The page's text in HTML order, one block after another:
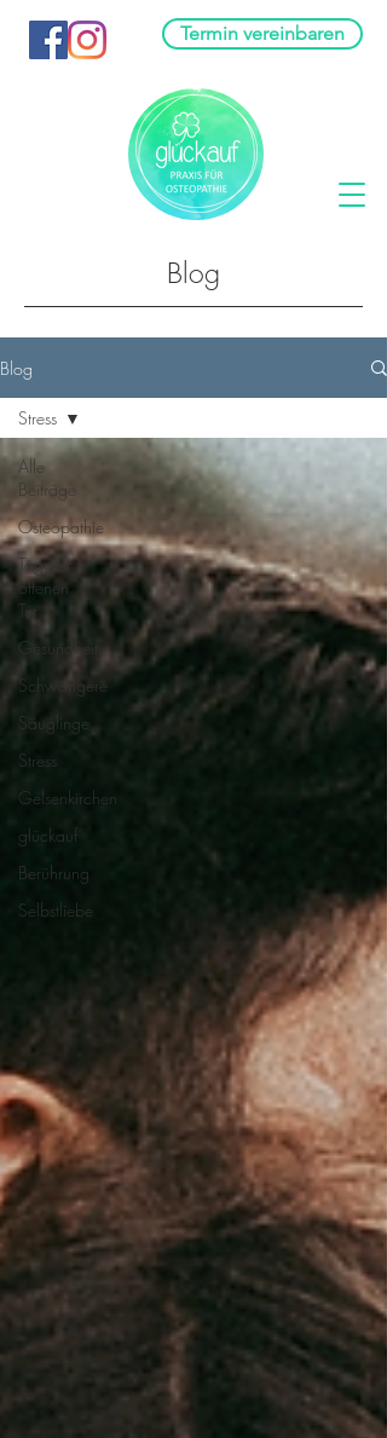
Termin vereinbaren
Blog
Blog
Alle
Beiträge
Osteopathie
Tag der
offenen
Tür
Gesundheit
Schwangere
Säuglinge
Stress
Gelsenkirchen
glückauf
Berührung
Selbstliebe
Stress